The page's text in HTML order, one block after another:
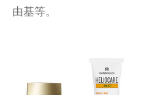
由基等。